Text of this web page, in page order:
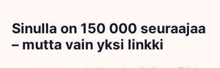
Sinulla on 150 000 seuraajaa
– mutta vain yksi linkki